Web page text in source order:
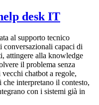
desk IT
al supporto tecnico
conversazionali capaci di
attingere alla knowledge
il problema senza
chatbot a regole,
interpretano il contesto,
con i sistemi già in